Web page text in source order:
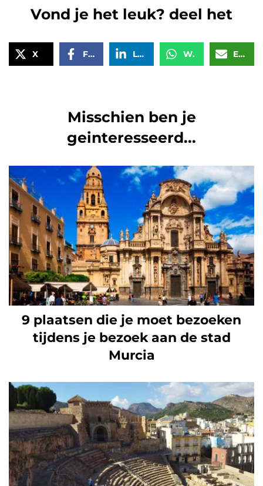
Vond je het leuk? deel het
X Facebook LinkedIn WhatsApp Email
Misschien ben je
geinteresseerd...
9 plaatsen die je moet bezoeken
tijdens je bezoek aan de stad
Murcia